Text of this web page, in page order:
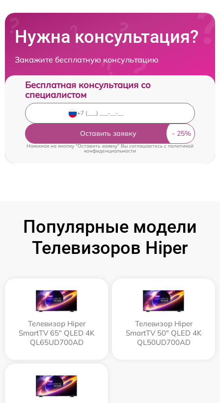
Нужна консультация?
Закажите бесплатную консультацию
Бесплатная консультация со
специалистом
Оставить заявку
Нажимая на кнопку "Оставить заявку" Вы соглашаетесь cполитикой
конфиденциальности
Популярные модели
Телевизоров Hiper
Телевизор Hiper
SmartTV 65" QLED 4K
QL65UD700AD
Телевизор Hiper
SmartTV 50" QLED 4K
QL50UD700AD